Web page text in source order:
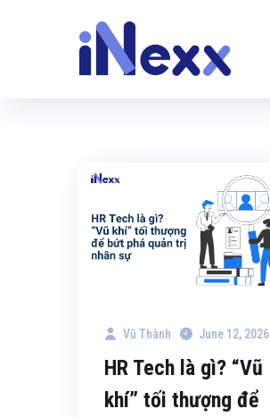
Vũ Thành June 12, 2026
HR Tech là gì? “Vũ
khí” tối thượng để